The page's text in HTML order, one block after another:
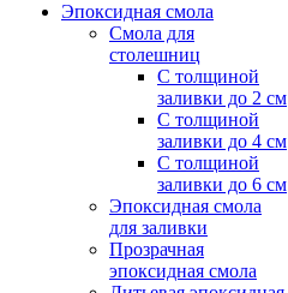
Эпоксидная смола
Смола для
столешниц
С толщиной
заливки до 2 см
С толщиной
заливки до 4 см
С толщиной
заливки до 6 см
Эпоксидная смола
для заливки
Прозрачная
эпоксидная смола